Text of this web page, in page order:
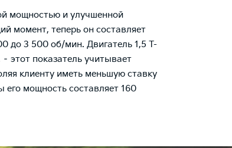
мощностью и улучшенной
момент, теперь он составляет
до 3 500 об/мин. Двигатель 1,5 T-
этот показатель учитывает
клиенту иметь меньшую ставку
мощность составляет 160